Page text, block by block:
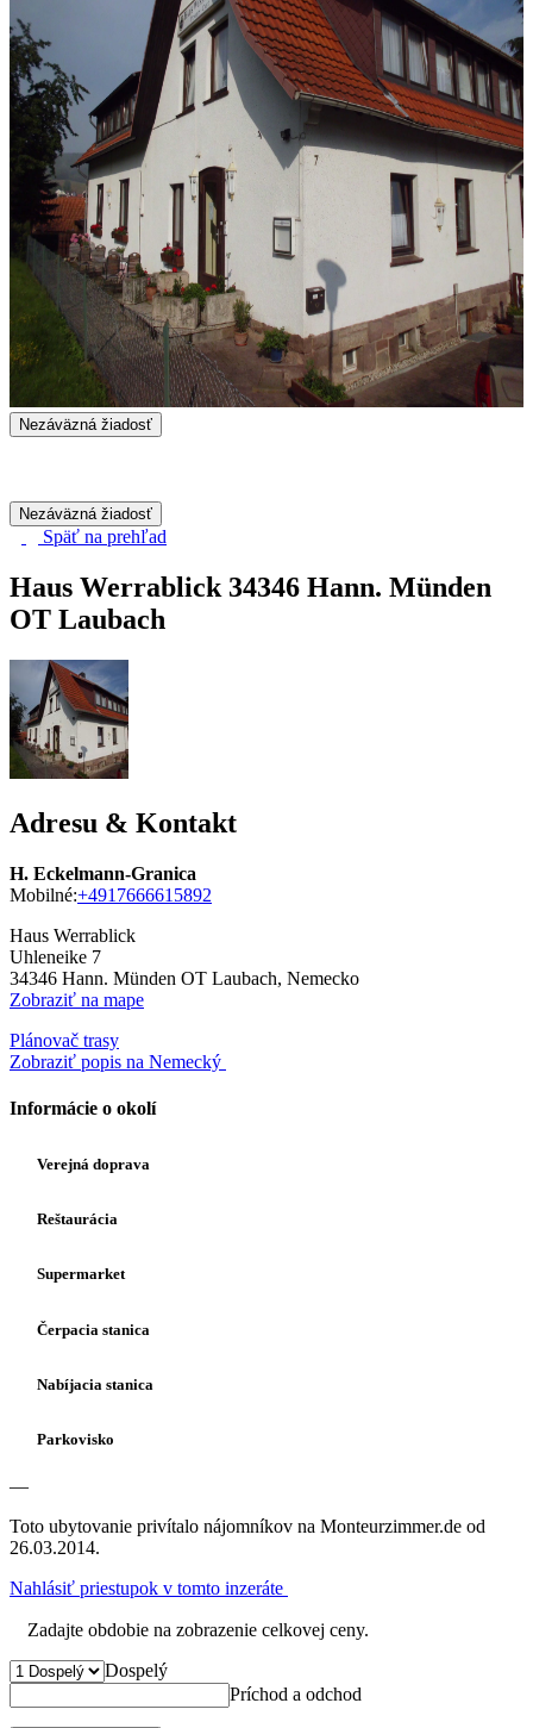
Nezáväzná žiadosť
Nezáväzná žiadosť
Späť na prehľad
Haus Werrablick 34346 Hann. Münden
OT Laubach
Adresu & Kontakt
H. Eckelmann-Granica
Mobilné:+4917666615892
Haus Werrablick
Uhleneike 7
34346 Hann. Münden OT Laubach, Nemecko
Zobraziť na mape
Plánovač trasy
Zobraziť popis na Nemecký
Informácie o okolí
Verejná doprava
Reštaurácia
Supermarket
Čerpacia stanica
Nabíjacia stanica
Parkovisko
—
Toto ubytovanie privítalo nájomníkov na Monteurzimmer.de od
26.03.2014.
Nahlásiť priestupok v tomto inzeráte
Zadajte obdobie na zobrazenie celkovej ceny.
Dospelý
Príchod a odchod